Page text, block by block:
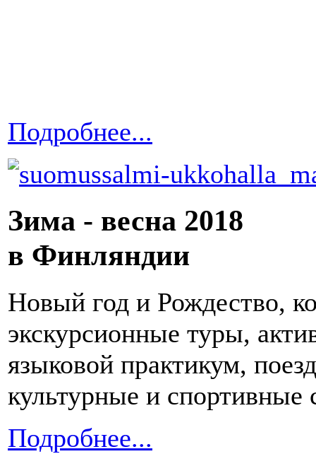
Подробнее...
Зима - весна 2018
в Финляндии
Новый год и Рождество,
экскурсионные туры,
языковой практикум,
культурные и спортивные
Подробнее...